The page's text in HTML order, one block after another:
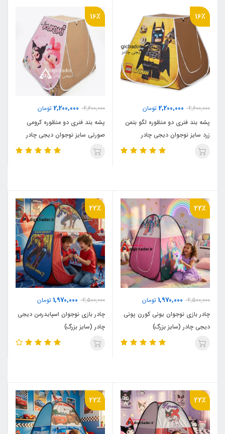
16٪
2,600,000
2,200,000 تومان
پشه بند فنری دو منظوره لگو بتمن
زرد سایز نوجوان دیجی چادر
16٪
2,600,000
2,200,000 تومان
پشه بند فنری دو منظوره کرومی
صورتی سایز نوجوان دیجی چادر
22٪
2,500,000
1,970,000 تومان
چادر بازی نوجوان یونی کورن پونی
دیجی چادر (سایز بزرگ)
22٪
2,500,000
1,970,000 تومان
چادر بازی نوجوان اسپایدرمن دیجی
چادر (سایز بزرگ)
22٪ 22٪